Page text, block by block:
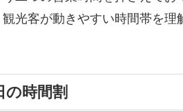
光客が動きやすい時間帯を理
の時間割